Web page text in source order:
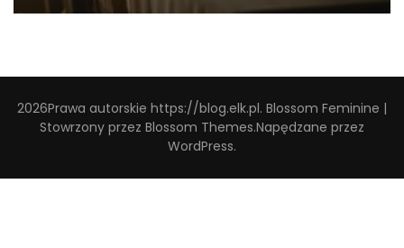
2026Prawa autorskie https://blog.elk.pl. Blossom Feminine |
Stowrzony przez Blossom Themes.Napędzane przez
WordPress.